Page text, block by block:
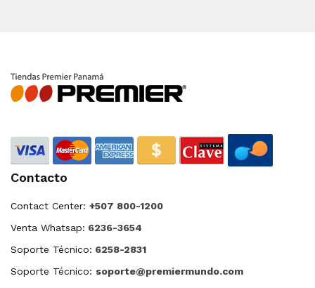
Contacto
Contact Center: +507 800-1200
Venta Whatsap: 6236-3654
Soporte Técnico: 6258-2831
Soporte Técnico: soporte@premiermundo.com